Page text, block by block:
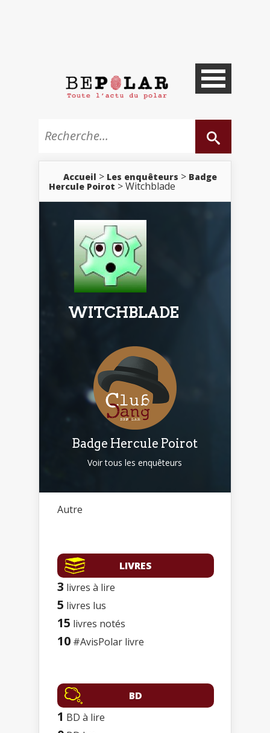
Accueil > Les enquêteurs > Badge
Hercule Poirot > Witchblade
WITCHBLADE
Badge Hercule Poirot
Voir tous les enquêteurs
Autre
LIVRES
3 livres à lire
5 livres lus
15 livres notés
10 #AvisPolar livre
BD
1 BD à lire